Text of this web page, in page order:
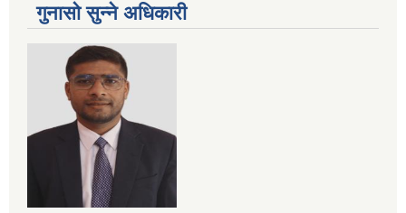
गुनासो सुन्ने अधिकारी